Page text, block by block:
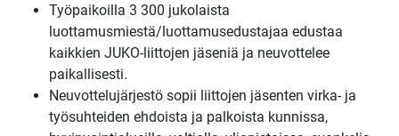
Työpaikoilla 3 300 jukolaista
luottamusmiestä/luottamusedustajaa edustaa
kaikkien JUKO-liittojen jäseniä ja neuvottelee
paikallisesti.
Neuvottelujärjestö sopii liittojen jäsenten virka- ja
työsuhteiden ehdoista ja palkoista kunnissa,